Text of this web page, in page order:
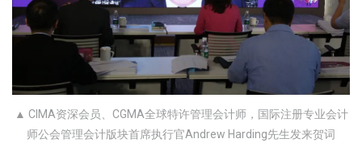
▲ CIMA资深会员、CGMA全球特许管理会计师，国际注册专业会计
师公会管理会计版块首席执行官Andrew Harding先生发来贺词